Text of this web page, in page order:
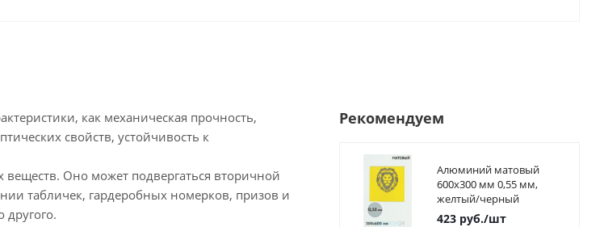
как механическая прочность,
свойств, устойчивость к
веществ. Оно может подвергаться вторичной
табличек, гардеробных номерков, призов и
Рекомендуем
Алюминий матовый
600х300 мм 0,55 мм,
желтый/черный
423руб./шт